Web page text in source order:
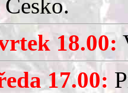
18.00:
17.00: